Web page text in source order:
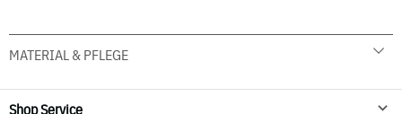
MATERIAL & PFLEGE
95 % Baumwolle 5 % Elasthan
30° C Schonwäsche
Shop Service